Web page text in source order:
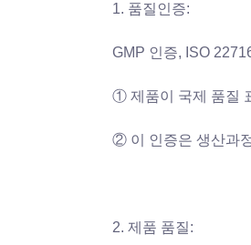
1. 품질인증:
GMP 인증, ISO
① 제품이 국제 품질
② 이 인증은 생산과
2. 제품 품질: